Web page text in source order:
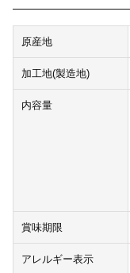
原産地
加工地(製造地)
内容量
賞味期限
アレルギー表示